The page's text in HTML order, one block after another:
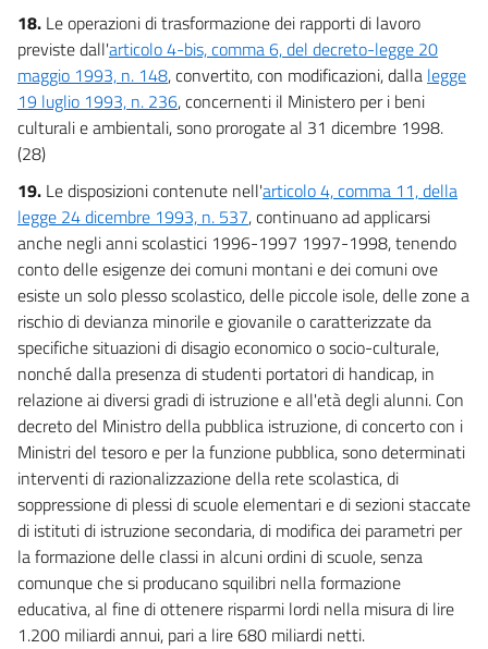
18. Le operazioni di trasformazione dei rapporti di lavoro
previste dall'articolo 4-bis, comma 6, del decreto-legge 20
maggio 1993, n. 148, convertito, con modificazioni, dalla legge
19 luglio 1993, n. 236, concernenti il Ministero per i beni
culturali e ambientali, sono prorogate al 31 dicembre 1998.
(28)
19. Le disposizioni contenute nell'articolo 4, comma 11, della
legge 24 dicembre 1993, n. 537, continuano ad applicarsi
anche negli anni scolastici 1996-1997 1997-1998, tenendo
conto delle esigenze dei comuni montani e dei comuni ove
esiste un solo plesso scolastico, delle piccole isole, delle zone a
rischio di devianza minorile e giovanile o caratterizzate da
specifiche situazioni di disagio economico o socio-culturale,
nonché dalla presenza di studenti portatori di handicap, in
relazione ai diversi gradi di istruzione e all'età degli alunni. Con
decreto del Ministro della pubblica istruzione, di concerto con i
Ministri del tesoro e per la funzione pubblica, sono determinati
interventi di razionalizzazione della rete scolastica, di
soppressione di plessi di scuole elementari e di sezioni staccate
di istituti di istruzione secondaria, di modifica dei parametri per
la formazione delle classi in alcuni ordini di scuole, senza
comunque che si producano squilibri nella formazione
educativa, al fine di ottenere risparmi lordi nella misura di lire
1.200 miliardi annui, pari a lire 680 miliardi netti.